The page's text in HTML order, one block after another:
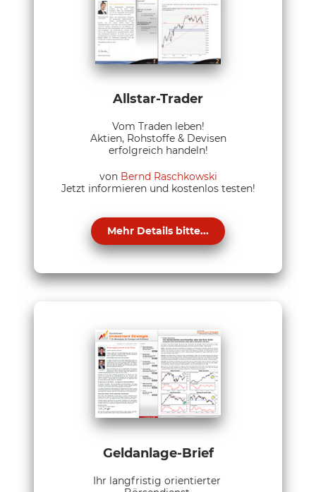
Allstar-Trader
Vom Traden leben!
Aktien, Rohstoffe & Devisen
erfolgreich handeln!
von Bernd Raschkowski
Jetzt informieren und kostenlos testen!
Mehr Details bitte...
Geldanlage-Brief
Ihr langfristig orientierter